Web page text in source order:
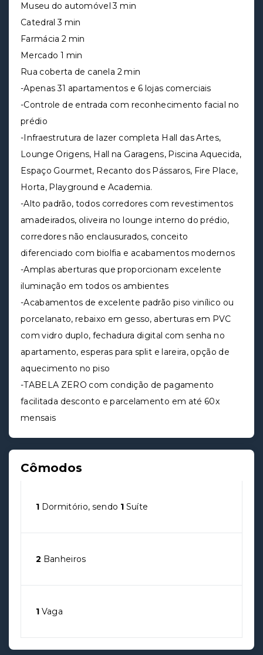
Museu do automóvel 3 min
Catedral 3 min
Farmácia 2 min
Mercado 1 min
Rua coberta de canela 2 min
-Apenas 31 apartamentos e 6 lojas comerciais
-Controle de entrada com reconhecimento facial no
prédio
-Infraestrutura de lazer completa Hall das Artes,
Lounge Origens, Hall na Garagens, Piscina Aquecida,
Espaço Gourmet, Recanto dos Pássaros, Fire Place,
Horta, Playground e Academia.
-Alto padrão, todos corredores com revestimentos
amadeirados, oliveira no lounge interno do prédio,
corredores não enclausurados, conceito
diferenciado com biolfia e acabamentos modernos
-Amplas aberturas que proporcionam excelente
iluminação em todos os ambientes
-Acabamentos de excelente padrão piso vinílico ou
porcelanato, rebaixo em gesso, aberturas em PVC
com vidro duplo, fechadura digital com senha no
apartamento, esperas para split e lareira, opção de
aquecimento no piso
-TABELA ZERO com condição de pagamento
facilitada desconto e parcelamento em até 60x
mensais
Cômodos
1 Dormitório, sendo 1 Suíte
2 Banheiros
1 Vaga